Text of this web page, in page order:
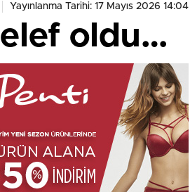
Yayınlanma Tarihi: 17 Mayıs 2026 14:04
oldu…